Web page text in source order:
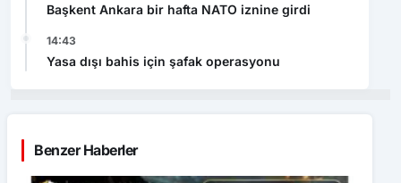
Başkent Ankara bir hafta NATO iznine girdi
14:43
Yasa dışı bahis için şafak operasyonu
Benzer Haberler